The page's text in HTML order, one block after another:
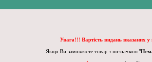
Увага!!! Вартість видань вказаних у
Якщо Ви замовляєте товар з позначкою "